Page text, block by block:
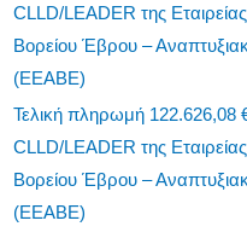
CLLD/LEADER της
Βορείου Έβρου –
(ΕΕΑΒΕ)
Τελική πληρωμή 122.626,08
CLLD/LEADER της
Βορείου Έβρου –
(ΕΕΑΒΕ)